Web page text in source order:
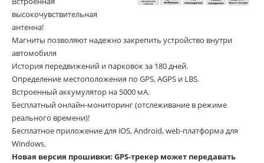
высокочувствительная
антенна!
Магниты позволяют надежно закрепить устройство внутри
автомобиля
История передвижений и парковок за 180 дней.
Определение местоположения по GPS, AGPS и LBS.
Встроенный аккумулятор на 5000 мА.
Бесплатный онлайн-мониторинг (отслеживание в режиме
реального времени)!
Бесплатное приложение для iOS, Android, web-платформа для
Windows.
Новая версия прошивки: GPS-трекер может передавать